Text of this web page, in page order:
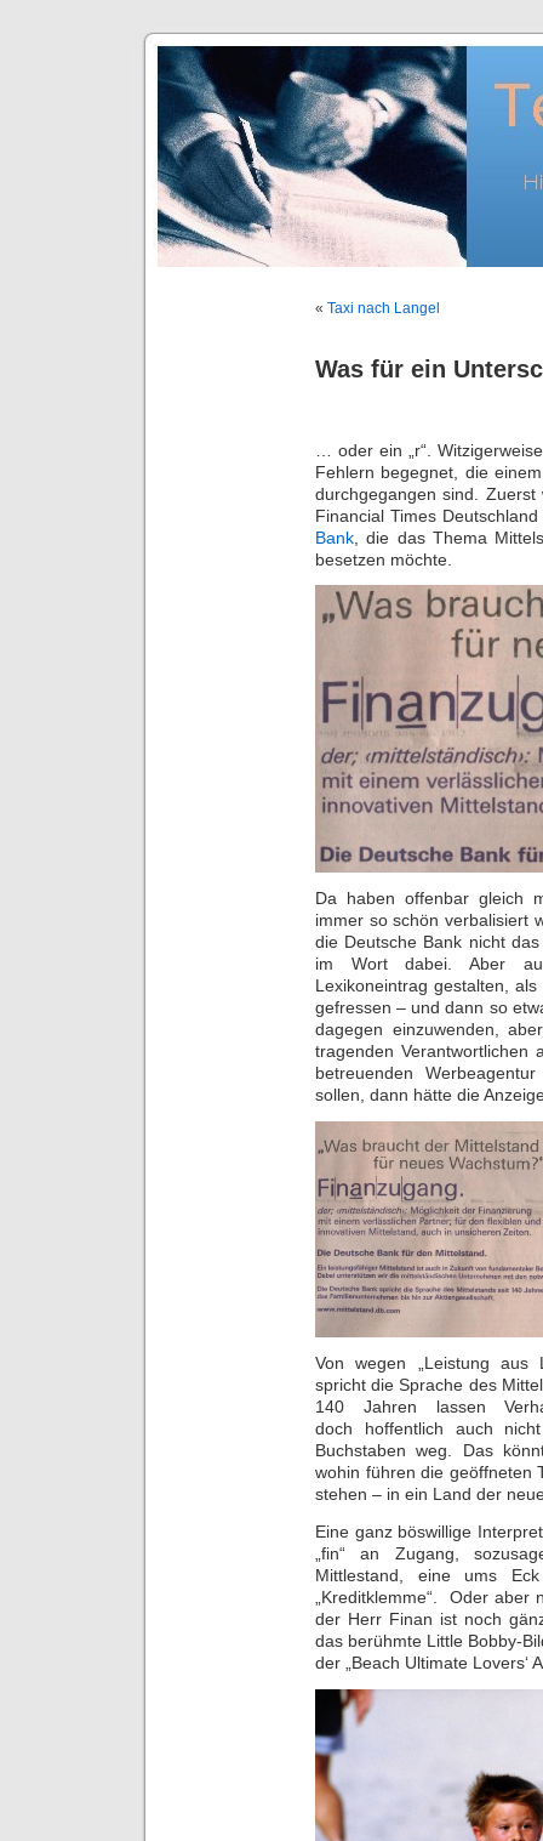
« Taxi nach Langel
Was für ein
… oder ein „r“.
Fehlern begegnet, die
durchgegangen sind.
Financial Times
Bank , die das Thema
besetzen möchte.
Da haben offenbar gleich
immer so schön verbalisiert
die Deutsche Bank nicht
im Wort dabei. Aber
Lexikoneintrag gestalten,
gefressen – und dann so
dagegen einzuwenden,
tragenden Verantwortlichen
betreuenden
sollen, dann hätte die
Von wegen „Leistung aus
spricht die Sprache des
140 Jahren lassen
doch hoffentlich auch
Buchstaben weg. Das
wohin führen die geöffneten
stehen – in ein Land der
Eine ganz böswillige
„fin“ an Zugang,
Mittlestand, eine ums
„Kreditklemme“. Oder
der Herr Finan ist noch
das berühmte Little Bobby-
der „Beach Ultimate Lovers‘